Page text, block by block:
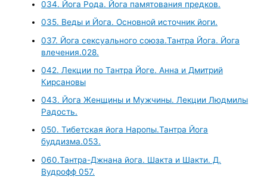
034. Йога Рода. Йога памятования предков.
035. Веды и Йога. Основной источник йоги.
037. Йога сексуального союза.Тантра Йога. Йога
влечения.028.
042. Лекции по Тантра Йоге. Анна и Дмитрий
Кирсановы
043. Йога Женщины и Мужчины. Лекции Людмилы
Радость.
050. Тибетская йога Наропы.Тантра Йога
буддизма.053.
060.Тантра-Джнана йога. Шакта и Шакти. Д.
Вудрофф 057.